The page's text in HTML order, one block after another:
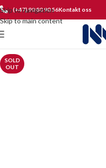
Skip to navigation
Skip to main content
(+47) 90 80 90 56Kontakt oss
SOLD
OUT